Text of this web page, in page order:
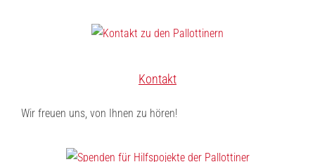
Kontakt
Wir freuen uns, von Ihnen zu hören!